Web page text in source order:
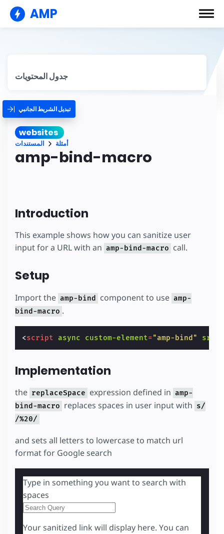
AMP
جدول المحتويات
تبديل الشريط الجانبي
websites
المستندات أمثلة
amp-bind-macro
Introduction
This example shows how you can sanitize user
input for a URL with an amp-bind-macro call.
Setup
Import the amp-bind component to use amp-
bind-macro .
<script async custom-element="amp-bind" src
Implementation
the replaceSpace expression defined in amp-
bind-macro replaces spaces in user input with s/
/%20/
and sets all letters to lowercase to match url
format for Google search
Type in something you want to search with
spaces
Your sanitized link will display here. You can